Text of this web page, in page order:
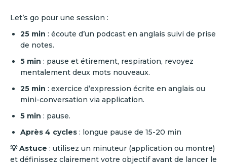
Let’s go pour une session :
25 min : écoute d’un podcast en anglais suivi de prise
de notes.
5 min : pause et étirement, respiration, revoyez
mentalement deux mots nouveaux.
25 min : exercice d’expression écrite en anglais ou
mini-conversation via application.
5 min : pause.
Après 4 cycles : longue pause de 15-20 min
💡 Astuce : utilisez un minuteur (application ou montre)
et définissez clairement votre objectif avant de lancer le